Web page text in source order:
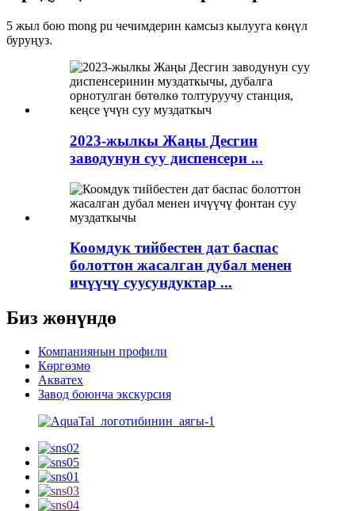
5 жыл бою mong pu чечимдерин камсыз кылууга көңүл
буруңуз.
2023-жылкы Жаңы Десгин
заводунун суу диспенсери ...
Коомдук тийбестен дат баспас
болоттон жасалган дубал менен
ичүүчү суусундуктар ...
Биз жөнүндө
Компаниянын профили
Көргөзмө
Акватех
Завод боюнча экскурсия